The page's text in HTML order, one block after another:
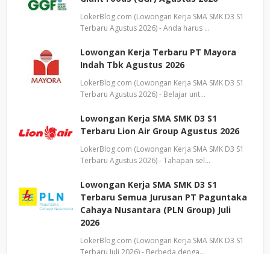
LokerBlog.com (Lowongan Kerja SMA SMK D3 S1
Terbaru Agustus 2026) - Anda harus …
Lowongan Kerja Terbaru PT Mayora
Indah Tbk Agustus 2026
LokerBlog.com (Lowongan Kerja SMA SMK D3 S1
Terbaru Agustus 2026) - Belajar unt…
Lowongan Kerja SMA SMK D3 S1
Terbaru Lion Air Group Agustus 2026
LokerBlog.com (Lowongan Kerja SMA SMK D3 S1
Terbaru Agustus 2026) - Tahapan sel…
Lowongan Kerja SMA SMK D3 S1
Terbaru Semua Jurusan PT Paguntaka
Cahaya Nusantara (PLN Group) Juli
2026
LokerBlog.com (Lowongan Kerja SMA SMK D3 S1
Terbaru Juli 2026) - Berbeda denga…